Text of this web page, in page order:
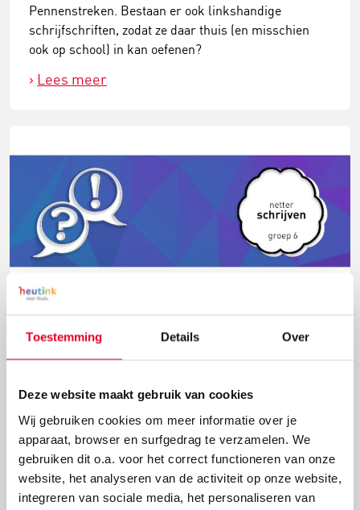
Toestemming Details Over
Deze website maakt gebruik van cookies
Wij gebruiken cookies om meer informatie over je
apparaat, browser en surfgedrag te verzamelen. We
gebruiken dit o.a. voor het correct functioneren van onze
website, het analyseren van de activiteit op onze website,
integreren van sociale media, het personaliseren van
Pennenstreken. Bestaan er ook linkshandige
schrijfschriften, zodat ze daar thuis (en misschien
ook op school) in kan oefenen?
Lees meer
netter te leren schrijven?
een slordig, onduidelijk handschrift. De juf heeft
gevraagd thuis met hem aan de slag te gaan. Graag
wil ik een oefenboek bij jullie bestellen. Kunt u me
adviseren welke het beste voor hem is? Op school
hebben ze de methode Pennenstreken (verbonden
schrift)."